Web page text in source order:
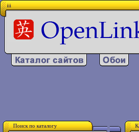
iii
Поиск по каталогу